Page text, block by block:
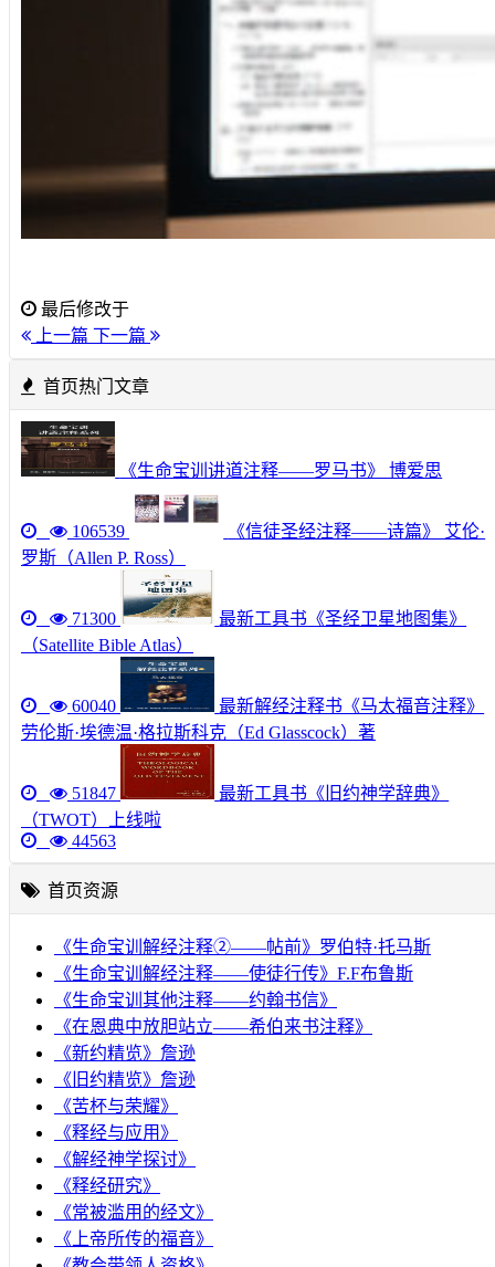
最后修改于
上一篇 下一篇
首页热门文章
《生命宝训讲道注释——罗马书》 博爱思
106539
《信徒圣经注释——诗篇》 艾伦·
罗斯（Allen P. Ross）
71300
最新工具书《圣经卫星地图集》
（Satellite Bible Atlas）
60040
最新解经注释书《马太福音注释》
劳伦斯·埃德温·格拉斯科克（Ed Glasscock）著
51847
最新工具书《旧约神学辞典》
（TWOT）上线啦
44563
首页资源
《生命宝训解经注释②——帖前》罗伯特·托马斯
《生命宝训解经注释——使徒行传》F.F布鲁斯
《生命宝训其他注释——约翰书信》
《在恩典中放胆站立——希伯来书注释》
《新约精览》詹逊
《旧约精览》詹逊
《苦杯与荣耀》
《释经与应用》
《解经神学探讨》
《释经研究》
《常被滥用的经文》
《上帝所传的福音》